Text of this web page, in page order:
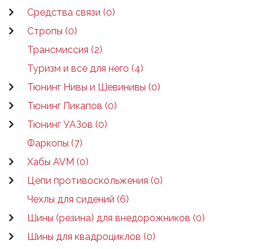
Средства связи (0)
Стропы (0)
Трансмиссия (2)
Туризм и все для него (4)
Тюнинг Нивы и Шевинивы (0)
Тюнинг Пикапов (0)
Тюнинг УАЗов (0)
Фаркопы (7)
Хабы AVM (0)
Цепи противоскольжения (0)
Чехлы для сидений (6)
Шины (резина) для внедорожников (0)
Шины для квадроциклов (0)